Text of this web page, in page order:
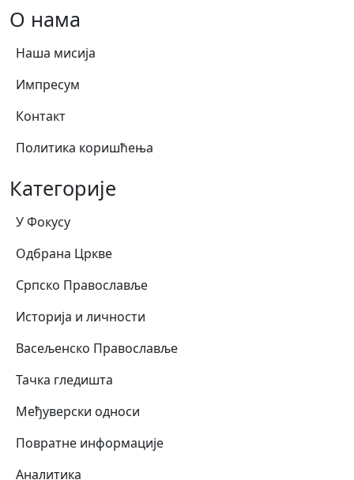
О нама
Наша мисија
Импресум
Контакт
Политика коришћења
Категорије
У Фокусу
Одбрана Цркве
Српско Православље
Историја и личности
Васељенско Православље
Тачка гледишта
Међуверски односи
Повратне информације
Аналитика